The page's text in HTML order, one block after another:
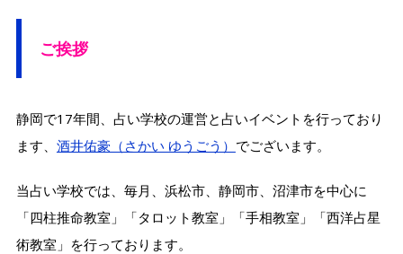
ご挨拶
静岡で17年間、占い学校の運営と占いイベントを行っており
ます、 酒井佑豪（さかい ゆうごう） でございます。
当占い学校では、毎月、浜松市、静岡市、沼津市を中心に
「四柱推命教室」「タロット教室」「手相教室」「西洋占星
術教室」を行っております。